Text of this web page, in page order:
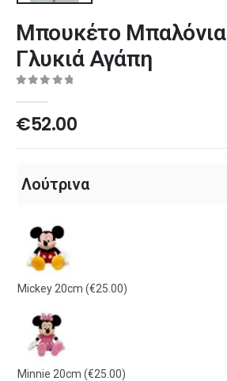
Μπουκέτο Μπαλόνια
Γλυκιά Αγάπη
€52.00
Λούτρινα
Mickey 20cm (€25.00)
Minnie 20cm (€25.00)